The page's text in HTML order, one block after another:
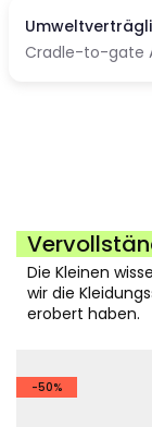
Die Kleinen
wir die
erobert haben.
-50%